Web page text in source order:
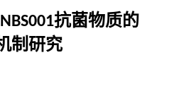
抗菌物质的
制研究